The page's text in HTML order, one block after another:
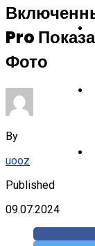
Pro
Фото
By
uooz
Published
09.07.2024